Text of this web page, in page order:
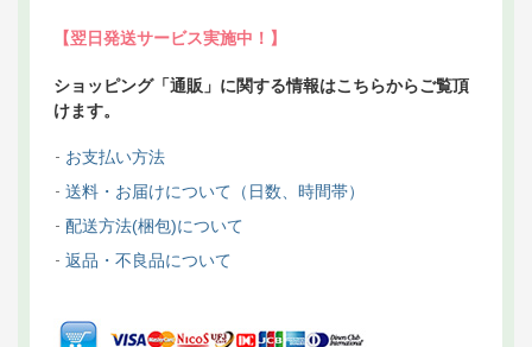
【翌日発送サービス実施中！】
ショッピング「通販」に関する情報はこちらからご覧頂
けます。
お支払い方法
送料・お届けについて（日数、時間帯）
配送方法(梱包)について
返品・不良品について